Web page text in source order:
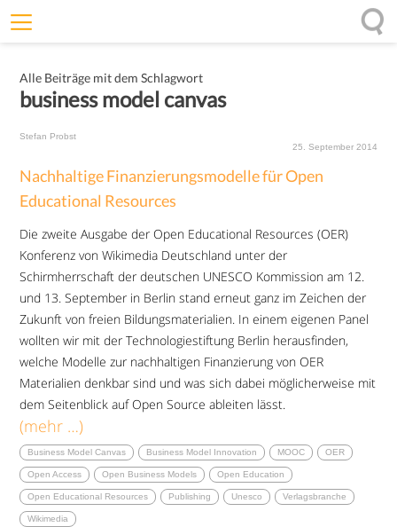
Offenheit
Ursprung
Alle Beiträge mit dem Schlagwort
business model canvas
Stefan Probst
25. September 2014
Nachhaltige Finanzierungsmodelle für Open
Educational Resources
Die zweite Ausgabe der Open Educational Resources (OER)
Konferenz von Wikimedia Deutschland unter der
Schirmherrschaft der deutschen UNESCO Kommission am 12.
und 13. September in Berlin stand erneut ganz im Zeichen der
Zukunft von freien Bildungsmaterialien. In einem eigenen Panel
wollten wir mit der Technologiestiftung Berlin herausfinden,
welche Modelle zur nachhaltigen Finanzierung von OER
Materialien denkbar sind und was sich dabei möglicherweise mit
dem Seitenblick auf Open Source ableiten lässt.
(mehr …)
Business Model Canvas Business Model Innovation MOOC OER
Open Access Open Business Models Open Education
Open Educational Resources Publishing Unesco Verlagsbranche
Wikimedia